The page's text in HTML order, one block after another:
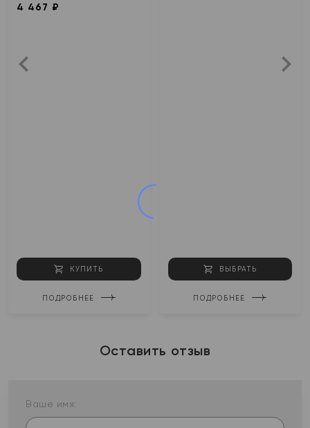
4 467 ₽
КУПИТЬ
ПОДРОБНЕЕ
ВЫБРАТЬ
ПОДРОБНЕЕ
Оставить отзыв
Ваше имя: